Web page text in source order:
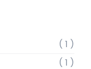
( 1 )
( 1 )